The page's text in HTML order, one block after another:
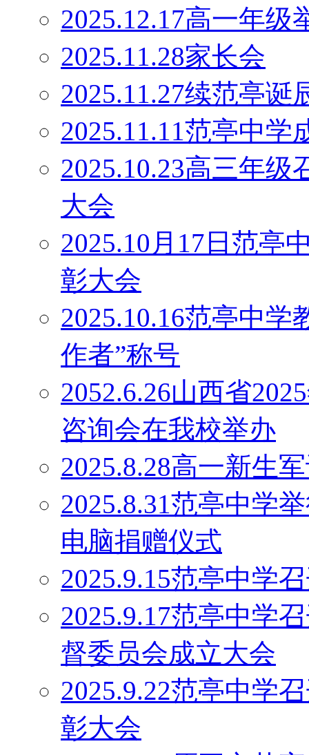
2025.12.17高一年级
2025.11.28家长会
2025.11.27续范亭诞
2025.11.11范亭中
2025.10.23高三年
大会
2025.10月17日范亭
彰大会
2025.10.16范亭中
作者”称号
2052.6.26山西省
咨询会在我校举办
2025.8.28高一新生
2025.8.31范亭中学
电脑捐赠仪式
2025.9.15范亭中学
2025.9.17范亭中学
督委员会成立大会
2025.9.22范亭中学
彰大会